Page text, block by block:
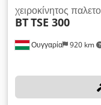
Ουγγαρία 920 km
χειροκίνητος
BTTSE 300